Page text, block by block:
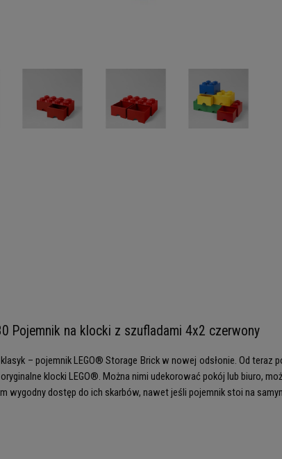
Pojemnik na klocki z szufladami 4x2 czerwony
– pojemnik LEGO® Storage Brick w nowej odsłonie. Od
klocki LEGO®. Można nimi udekorować pokój lub biuro,
wygodny dostęp do ich skarbów, nawet jeśli pojemnik stoi na